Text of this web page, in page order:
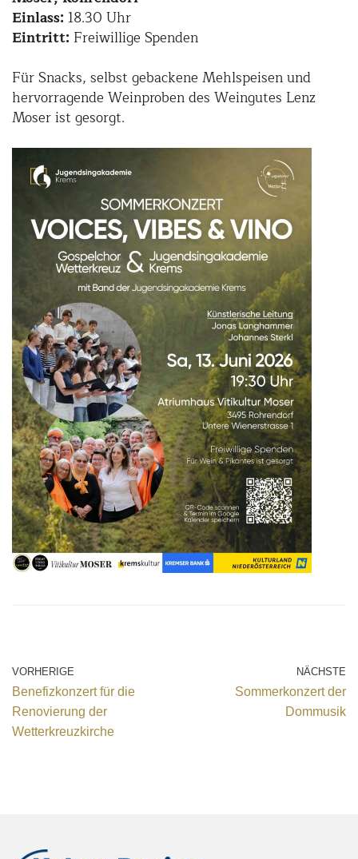
Einlass: 18.30 Uhr
Eintritt: Freiwillige Spenden
Für Snacks, selbst gebackene Mehlspeisen und
hervorragende Weinproben des Weingutes Lenz
Moser ist gesorgt.
VORHERIGE
Benefizkonzert für die
Renovierung der
Wetterkreuzkirche
NÄCHSTE
Sommerkonzert der
Dommusik